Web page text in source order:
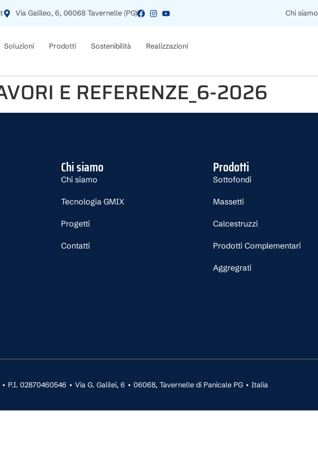
Via Galileo, 6, 06068 Tavernelle (PG) Chi siamo
Soluzioni Prodotti Sostenibilità Realizzazioni
E REFERENZE_6-2026
Chi siamo
Chi siamo
Tecnologia GMIX
Progetti
Contatti
Prodotti
Sottofondi
Massetti
Calcestruzzi
Prodotti Complementari
Aggregrati
• P.I. 02870460546 • Via G. Galilei, 6 • 06068, Tavernelle di Panicale PG • Italia